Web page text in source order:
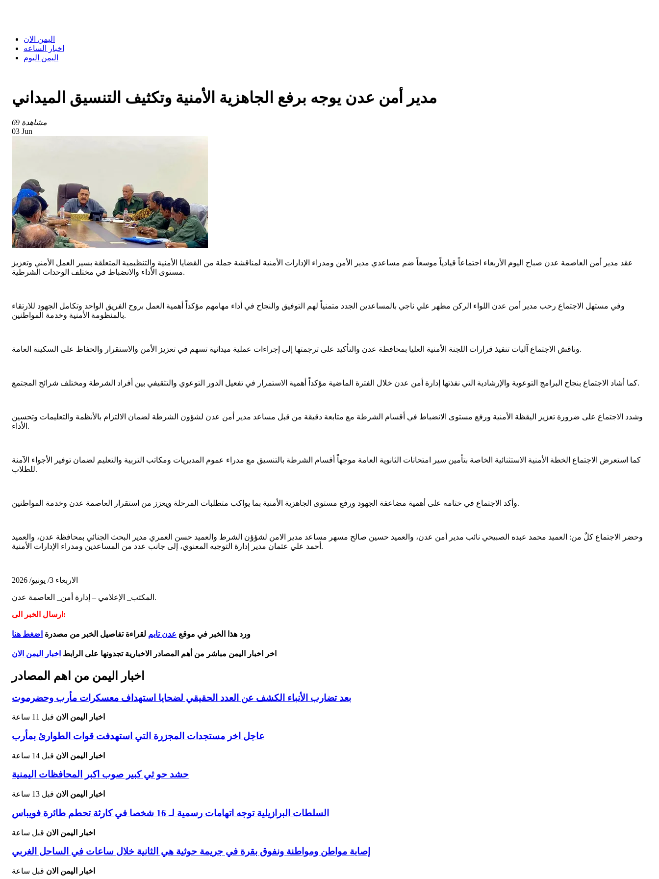
اليمن الان
اخبار الساعه
اليمن اليوم
مدير أمن عدن يوجه برفع الجاهزية الأمنية وتكثيف التنسيق الميداني
69 مشاهدة
03 Jun
عقد مدير أمن العاصمة عدن صباح اليوم الأربعاء اجتماعاً قيادياً موسعاً ضم مساعدي مدير الأمن ومدراء الإدارات الأمنية لمناقشة جملة من القضايا الأمنية والتنظيمية المتعلقة بسير العمل الأمني وتعزيز
مستوى الأداء والانضباط في مختلف الوحدات الشرطية.
وفي مستهل الاجتماع رحب مدير أمن عدن اللواء الركن مطهر علي ناجي بالمساعدين الجدد متمنياً لهم التوفيق والنجاح في أداء مهامهم مؤكداً أهمية العمل بروح الفريق الواحد وتكامل الجهود للارتقاء
بالمنظومة الأمنية وخدمة المواطنين.
وناقش الاجتماع آليات تنفيذ قرارات اللجنة الأمنية العليا بمحافظة عدن والتأكيد على ترجمتها إلى إجراءات عملية ميدانية تسهم في تعزيز الأمن والاستقرار والحفاظ على السكينة العامة.
كما أشاد الاجتماع بنجاح البرامج التوعوية والإرشادية التي نفذتها إدارة أمن عدن خلال الفترة الماضية مؤكداً أهمية الاستمرار في تفعيل الدور التوعوي والتثقيفي بين أفراد الشرطة ومختلف شرائح المجتمع.
وشدد الاجتماع على ضرورة تعزيز اليقظة الأمنية ورفع مستوى الانضباط في أقسام الشرطة مع متابعة دقيقة من قبل مساعد مدير أمن عدن لشؤون الشرطة لضمان الالتزام بالأنظمة والتعليمات وتحسين
الأداء.
كما استعرض الاجتماع الخطة الأمنية الاستثنائية الخاصة بتأمين سير امتحانات الثانوية العامة موجهاً أقسام الشرطة بالتنسيق مع مدراء عموم المديريات ومكاتب التربية والتعليم لضمان توفير الأجواء الآمنة
للطلاب.
وأكد الاجتماع في ختامه على أهمية مضاعفة الجهود ورفع مستوى الجاهزية الأمنية بما يواكب متطلبات المرحلة ويعزز من استقرار العاصمة عدن وخدمة المواطنين.
وحضر الاجتماع كلٌ من: العميد محمد عبده الصبيحي نائب مدير أمن عدن، والعميد حسين صالح مسهر مساعد مدير الامن لشؤؤن الشرط والعميد حسن العمري مدير البحث الجنائي بمحافظة عدن، والعميد
أحمد علي عثمان مدير إدارة التوجيه المعنوي، إلى جانب عدد من المساعدين ومدراء الإدارات الأمنية.
الاربعاء 3/ يونيو/ 2026
المكتب_ الإعلامي – إدارة أمن_ العاصمة عدن.
ارسال الخبر الى:
ورد هذا الخبر في موقع عدن تايم لقراءة تفاصيل الخبر من مصدرة اضغط هنا
اخر اخبار اليمن مباشر من أهم المصادر الاخبارية تجدونها على الرابط اخبار اليمن الان
اخبار اليمن من اهم المصادر
بعد تضارب الأنباء الكشف عن العدد الحقيقي لضحايا استهداف معسكرات مأرب وحضرموت
اخبار اليمن الان قبل 11 ساعة
عاجل اخر مستجدات المجزرة التي استهدفت قوات الطوارئ بمأرب
اخبار اليمن الان قبل 14 ساعة
حشد حو ثي كبير صوب اكبر المحافظات اليمنية
اخبار اليمن الان قبل 13 ساعة
السلطات البرازيلية توجه اتهامات رسمية لـ 16 شخصا في كارثة تحطم طائرة فويباس
اخبار اليمن الان قبل ساعة
إصابة مواطن ومواطنة ونفوق بقرة في جريمة حوثية هي الثانية خلال ساعات في الساحل الغربي
اخبار اليمن الان قبل ساعة